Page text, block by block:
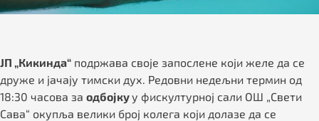
ЈП „Кикинда“ подржава своје запослене који желе да се
друже и јачају тимски дух. Редовни недељни термин oд
18:30 часова за одбојкуу фискултурној сали ОШ „Свети
Сава“ окупља велики број колега који долазе да се